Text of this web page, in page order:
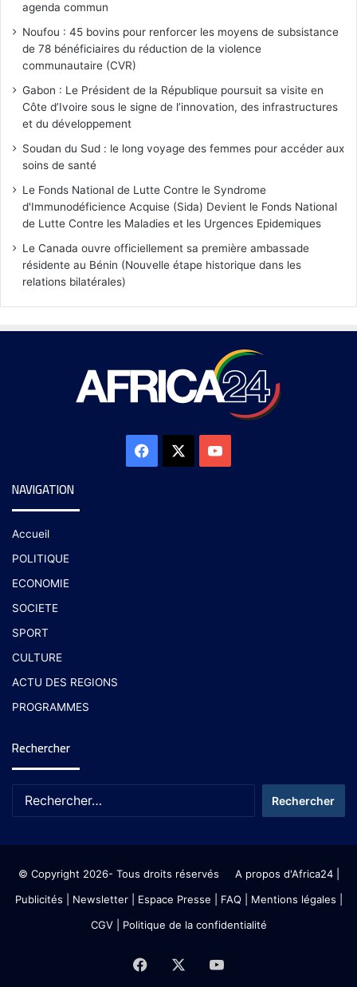
agenda commun
Noufou : 45 bovins pour renforcer les moyens de subsistance
de 78 bénéficiaires du réduction de la violence
communautaire (CVR)
Gabon : Le Président de la République poursuit sa visite en
Côte d’Ivoire sous le signe de l’innovation, des infrastructures
et du développement
Soudan du Sud : le long voyage des femmes pour accéder aux
soins de santé
Le Fonds National de Lutte Contre le Syndrome
d'Immunodéficience Acquise (Sida) Devient le Fonds National
de Lutte Contre les Maladies et les Urgences Epidemiques
Le Canada ouvre officiellement sa première ambassade
résidente au Bénin (Nouvelle étape historique dans les
relations bilatérales)
NAVIGATION
Accueil
POLITIQUE
ECONOMIE
SOCIETE
SPORT
CULTURE
ACTU DES REGIONS
PROGRAMMES
Rechercher
© Copyright 2026- Tous droits réservés A propos d'Africa24|
Publicités
Newsletter| Espace Presse | FAQ | Mentions légales
CGV| Politique de la confidentialité